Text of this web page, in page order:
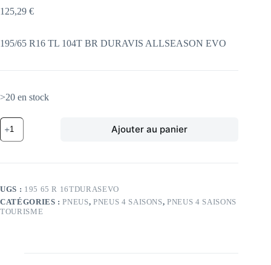
125,29 €
195/65 R16 TL 104T BR DURAVIS ALLSEASON EVO
>20 en stock
quantité
de
BR
104T
ALLSEASON
EVO
195/65
Ajouter au panier
UGS : 195 65 R 16TDURASEVO
CATÉGORIES :PNEUS,PNEUS 4 SAISONS,PNEUS 4 SAISONS
TOURISME